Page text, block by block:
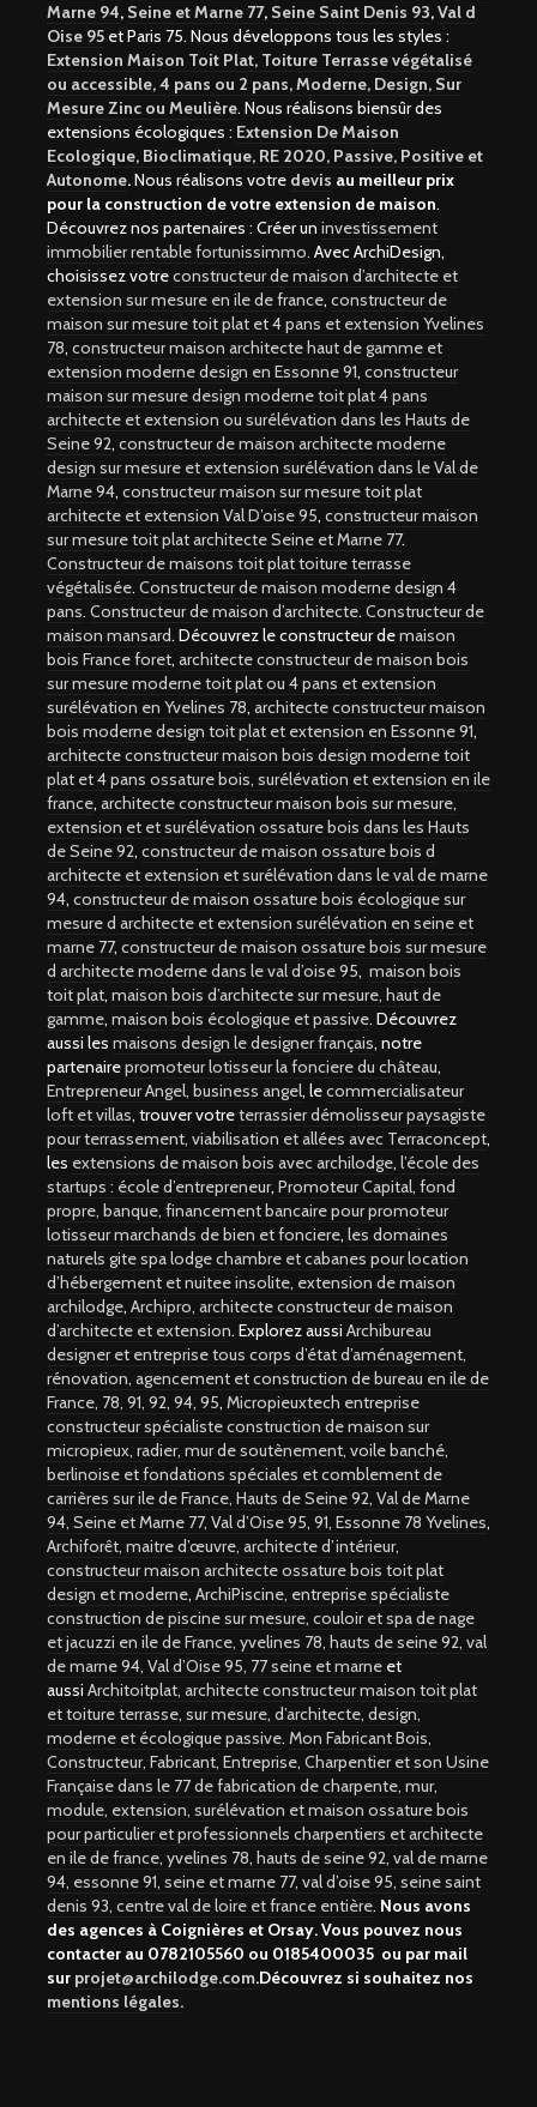
Marne 94, Seine et Marne 77, Seine Saint Denis 93,Val d
Oise 95 et Paris 75. Nous développons tous les styles :
Extension Maison Toit Plat, Toiture Terrasse végétalisé
ou accessible, 4 pans ou 2 pans, Moderne, Design, Sur
Mesure Zinc ou Meulière. Nous réalisons biensûr des
extensions écologiques : Extension De Maison
Ecologique, Bioclimatique, RE 2020, Passive, Positive et
Autonome.Nous réalisons votre devis au meilleur prix
pour la construction de votre extension de maison.
Découvrez nos partenaires : Créer un investissement
immobilier rentable fortunissimmo. Avec ArchiDesign,
choisissez votreconstructeur de maison d’architecte et
extension sur mesure en ile de france, constructeur de
maison sur mesure toit plat et 4 pans et extension Yvelines
78, constructeur maison architecte haut de gamme et
extension moderne design en Essonne 91, constructeur
maison sur mesure design moderne toit plat 4 pans
architecte et extension ou surélévation dans les Hauts de
Seine 92, constructeur de maison architecte moderne
design sur mesure et extension surélévation dans le Val de
Marne 94, constructeur maison sur mesure toit plat
architecte et extension Val D’oise 95, constructeur maison
sur mesure toit plat architecte Seine et Marne 77.
Constructeur de maisons toit plat toiture terrasse
végétalisée. Constructeur de maison moderne design 4
pans. Constructeur de maison d’architecte. Constructeur de
maison mansard. Découvrez le constructeur demaison
bois France foret, architecte constructeur de maison bois
sur mesure moderne toit plat ou 4 pans et extension
surélévation en Yvelines 78, architecte constructeur maison
bois moderne design toit plat et extension en Essonne 91,
architecte constructeur maison bois design moderne toit
plat et 4 pans ossature bois, surélévation et extension en ile
france, architecte constructeur maison bois sur mesure,
extension et et surélévation ossature bois dans les Hauts
de Seine 92, constructeur de maison ossature bois d
architecte et extension et surélévation dans le val de marne
94, constructeur de maison ossature bois écologique sur
mesure d architecte et extension surélévation en seine et
marne 77, constructeur de maison ossature bois sur mesure
d architecte moderne dans le val d’oise 95, maison bois
toit plat, maison bois d’architecte sur mesure, haut de
gamme, maison bois écologique et passive. Découvrez
aussi les maisons design le designer français, notre
partenairepromoteur lotisseur la fonciere du château,
Entrepreneur Angel, business angel, lecommercialisateur
loft et villas, trouver votreterrassier démolisseur paysagiste
pour terrassement, viabilisation et allées avec Terraconcept,
les extensions de maison bois avec archilodge, l’école des
startups : école d’entrepreneur, Promoteur Capital, fond
propre, banque, financement bancaire pour promoteur
lotisseur marchands de bien et fonciere, les domaines
naturels gite spa lodge chambre et cabanes pour location
d’hébergement et nuitee insolite, extension de maison
archilodge, Archipro, architecte constructeur de maison
d’architecte et extension. Explorez aussi Archibureau
designer et entreprise tous corps d’état d’aménagement,
rénovation, agencement et construction de bureau en ile de
France, 78, 91, 92, 94, 95, Micropieuxtech entreprise
constructeur spécialiste construction de maison sur
micropieux, radier, mur de soutènement, voile banché,
berlinoise et fondations spéciales et comblement de
carrières sur ile de France, Hauts de Seine 92, Val de Marne
94, Seine et Marne 77, Val d’Oise 95, 91, Essonne 78 Yvelines,
Archiforêt, maitre d’œuvre, architecte d’intérieur,
constructeur maison architecte ossature bois toit plat
design et moderne, ArchiPiscine, entreprise spécialiste
construction de piscine sur mesure, couloir et spa de nage
et jacuzzi en ile de France, yvelines 78, hauts de seine 92, val
de marne 94, Val d’Oise 95, 77 seine et marne et
aussi Architoitplat, architecte constructeur maison toit plat
et toiture terrasse, sur mesure, d’architecte, design,
moderne et écologique passive. Mon Fabricant Bois,
Constructeur, Fabricant, Entreprise, Charpentier et son Usine
Française dans le 77 de fabrication de charpente, mur,
module, extension, surélévation et maison ossature bois
pour particulier et professionnels charpentiers et architecte
en ile de france, yvelines 78, hauts de seine 92, val de marne
94, essonne 91, seine et marne 77, val d’oise 95, seine saint
denis 93, centre val de loire et france entière. Nous avons
des agences à Coignières et Orsay. Vous pouvez nous
contacter au 0782105560 ou 0185400035 ou par mail
sur projet@archilodge.com.Découvrez si souhaitez nos
mentions légales.